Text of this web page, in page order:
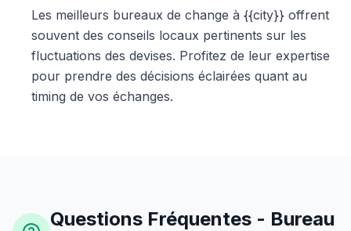
Les meilleurs bureaux de change à {{city}} offrent
souvent des conseils locaux pertinents sur les
fluctuations des devises. Profitez de leur expertise
pour prendre des décisions éclairées quant au
timing de vos échanges.
Questions Fréquentes - Bureau